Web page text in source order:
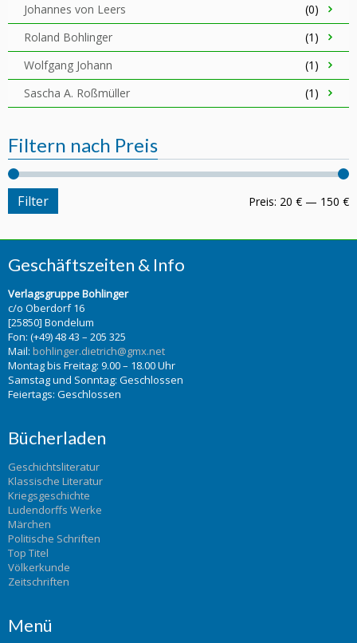
Johannes von Leers
(0)
Roland Bohlinger
(1)
Wolfgang Johann
(1)
Sascha A. Roßmüller
(1)
Filtern nach Preis
Filter Preis: 20 € — 150 €
Geschäftszeiten & Info
Verlagsgruppe Bohlinger
c/o Oberdorf 16
[25850] Bondelum
Fon: (+49) 48 43 – 205 325
Mail: bohlinger.dietrich@gmx.net
Montag bis Freitag: 9.00 – 18.00 Uhr
Samstag und Sonntag: Geschlossen
Feiertags: Geschlossen
Bücherladen
Geschichtsliteratur
Klassische Literatur
Kriegsgeschichte
Ludendorffs Werke
Märchen
Politische Schriften
Top Titel
Völkerkunde
Zeitschriften
Menü